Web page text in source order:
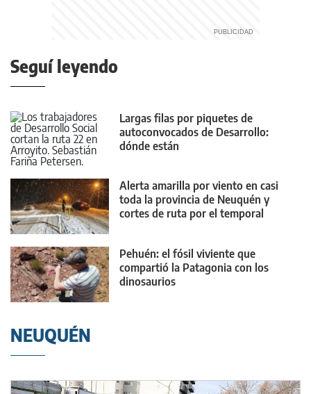
Seguí leyendo
Largas filas por piquetes de
autoconvocados de Desarrollo:
dónde están
Alerta amarilla por viento en casi
toda la provincia de Neuquén y
cortes de ruta por el temporal
Pehuén: el fósil viviente que
compartió la Patagonia con los
dinosaurios
NEUQUÉN